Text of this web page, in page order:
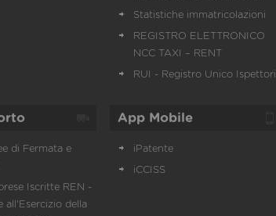
Statistiche immatricolazioni
REGISTRO ELETTRONICO
NCC TAXI – RENT
RUI - Registro Unico Ispettori
di Fermata e
Iscritte REN -
all'Esercizio della
App Mobile
iPatente
iCCISS